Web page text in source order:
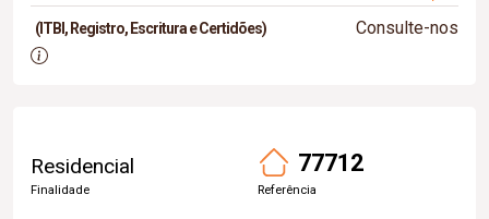
(ITBI, Registro, Escritura e Certidões) Consulte-nos
Residencial
Finalidade
77712
Referência